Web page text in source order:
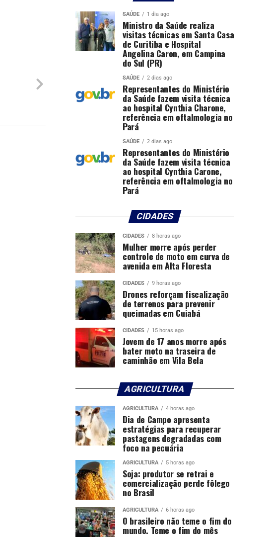
SAÚDE 1 dia ago
Ministro da Saúde realiza
visitas técnicas em Santa Casa
de Curitiba e Hospital
Angelina Caron, em Campina
do Sul (PR)
SAÚDE 2 dias ago
Representantes do Ministério
da Saúde fazem visita técnica
ao hospital Cynthia Charone,
referência em oftalmologia no
Pará
SAÚDE 2 dias ago
Representantes do Ministério
da Saúde fazem visita técnica
ao hospital Cynthia Carone,
referência em oftalmologia no
Pará
CIDADES
CIDADES 8 horas ago
Mulher morre após perder
controle de moto em curva de
avenida em Alta Floresta
CIDADES 9 horas ago
Drones reforçam fiscalização
de terrenos para prevenir
queimadas em Cuiabá
CIDADES 15 horas ago
Jovem de 17 anos morre após
bater moto na traseira de
caminhão em Vila Bela
AGRICULTURA
AGRICULTURA 4 horas ago
Dia de Campo apresenta
estratégias para recuperar
pastagens degradadas com
foco na pecuária
AGRICULTURA 5 horas ago
Soja: produtor se retrai e
comercialização perde fôlego
no Brasil
AGRICULTURA 6 horas ago
O brasileiro não teme o fim do
mundo. Teme o fim do mês